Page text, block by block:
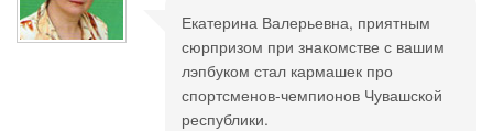
Екатерина Валерьевна, приятным
сюрпризом при знакомстве с вашим
лэпбуком стал кармашек про
спортсменов-чемпионов Чувашской
республики.